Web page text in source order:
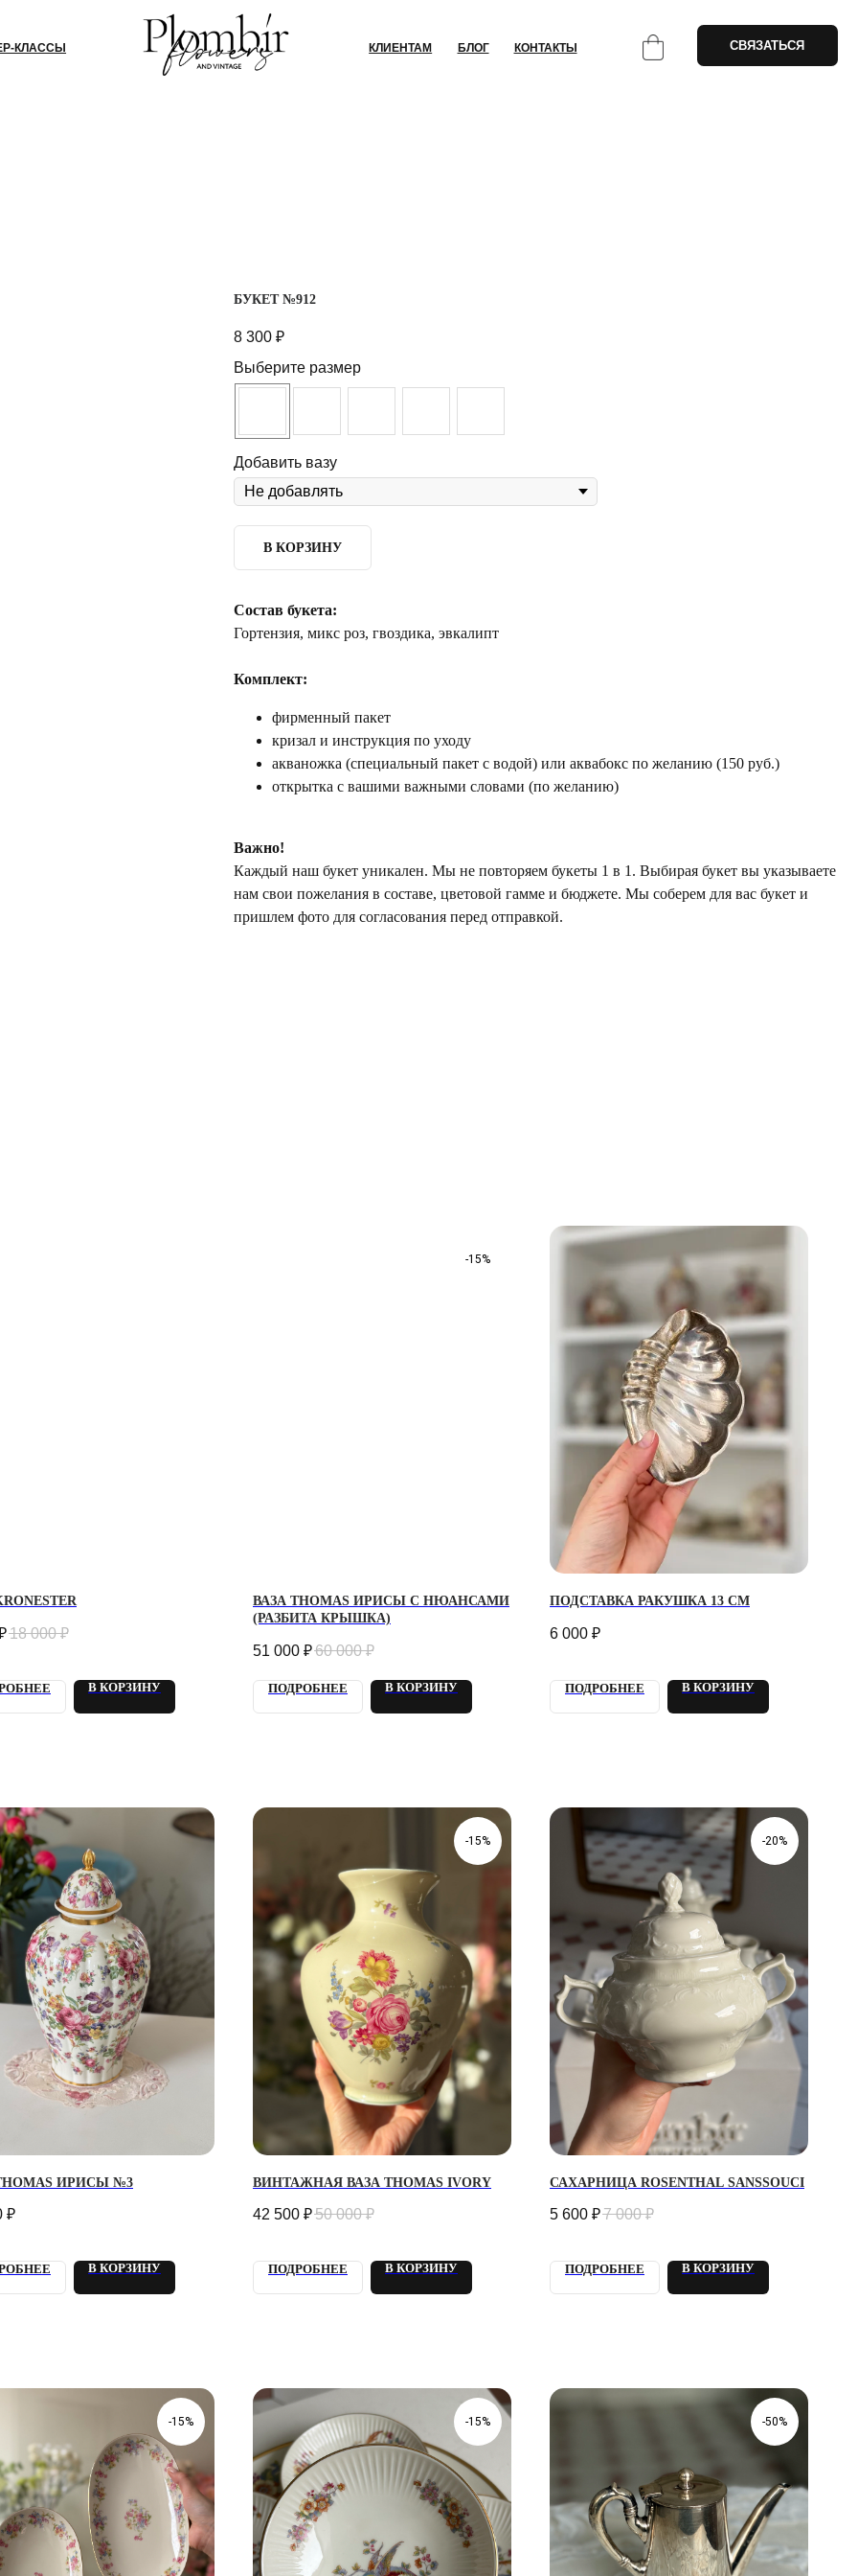
БЛОГ КОНТАКТЫ СВЯЗАТЬСЯ
БУКЕТ №912
8 300 ₽
Выберите размер
Добавить вазу
В КОРЗИНУ
Состав букета:
Гортензия, микс роз, гвоздика, эвкалипт
Комплект:
фирменный пакет
кризал и инструкция по уходу
акваножка (специальный пакет с водой) или аквабокс по желанию (150 руб.)
открытка с вашими важными словами (по желанию)
Важно!
Каждый наш букет уникален. Мы не повторяем букеты 1 в 1. Выбирая букет вы указываете
нам свои пожелания в составе, цветовой гамме и бюджете. Мы соберем для вас букет и
пришлем фото для согласования перед отправкой.
18 000 ₽
В КОРЗИНУ
-15%
ВАЗА THOMAS ИРИСЫ С НЮАНСАМИ
(РАЗБИТА КРЫШКА)
51 000 ₽60 000 ₽
ПОДРОБНЕЕ В КОРЗИНУ
ПОДСТАВКА РАКУШКА 13 СМ
6 000 ₽
ПОДРОБНЕЕ В КОРЗИНУ
ИРИСЫ №3
₽
В КОРЗИНУ
-15%
ВИНТАЖНАЯ ВАЗА THOMAS IVORY
42 500 ₽50 000 ₽
ПОДРОБНЕЕ В КОРЗИНУ
-20%
САХАРНИЦА ROSENTHAL SANSSOUCI
5 600 ₽7 000 ₽
ПОДРОБНЕЕ В КОРЗИНУ
-15% -15% -50%